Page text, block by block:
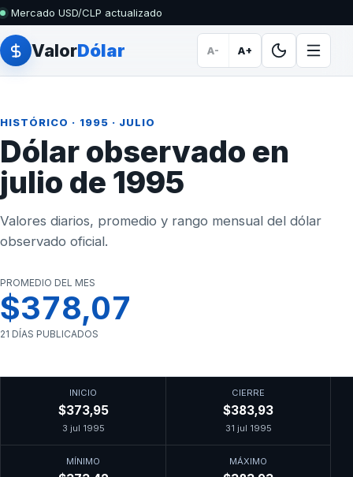
Mercado USD/CLP actualizado
ValorDólar A- A+
HISTÓRICO · 1995 · JULIO
Dólar observado en
julio de 1995
Valores diarios, promedio y rango mensual del dólar
observado oficial.
PROMEDIO DEL MES
$378,07
21 DÍAS PUBLICADOS
INICIO
$373,95
3 jul 1995
CIERRE
$383,93
31 jul 1995
MÍNIMO MÁXIMO